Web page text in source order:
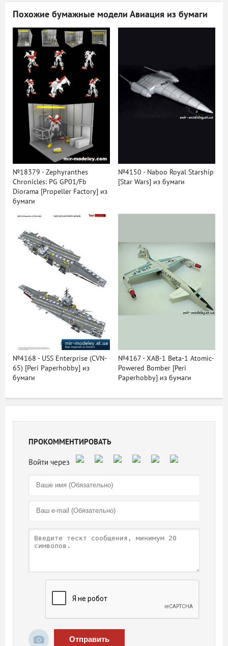
Похожие бумажные модели Авиация из бумаги
№18379 - Zephyranthes
Chronicles: PG GP01/Fb
Diorama [Propeller Factory] из
бумаги
№4150 - Naboo Royal Starship
[Star Wars] из бумаги
№4168 - USS Enterprise (CVN-
65) [Peri Paperhobby] из
бумаги
№4167 - XAB-1 Beta-1 Atomic-
Powered Bomber [Peri
Paperhobby] из бумаги
ПРОКОММЕНТИРОВАТЬ
Отправить